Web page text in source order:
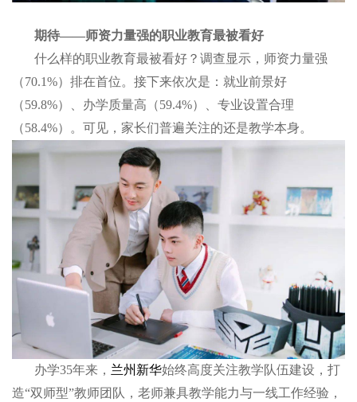
期待——师资力量强的职业教育最被看好
什么样的职业教育最被看好？调查显示，师资力量强
（70.1%）排在首位。接下来依次是：就业前景好
（59.8%）、办学质量高（59.4%）、专业设置合理
（58.4%）。可见，家长们普遍关注的还是教学本身。
办学35年来， 兰州新华始终高度关注教学队伍建设，打
造“双师型”教师团队，老师兼具教学能力与一线工作经验，